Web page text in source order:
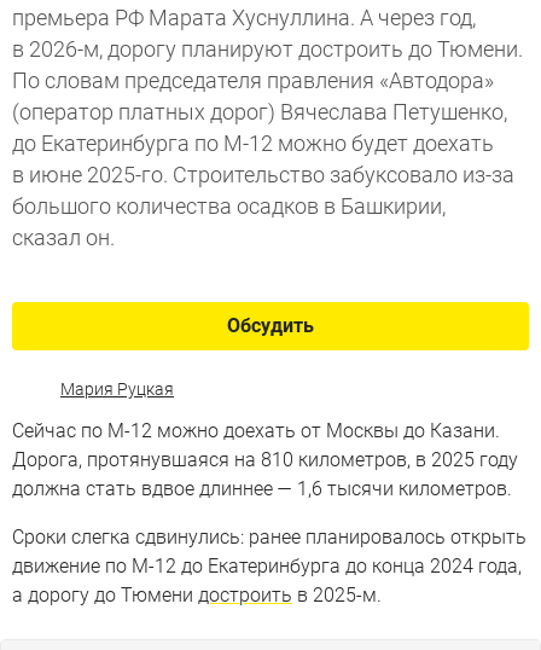
премьера РФ Марата Хуснуллина. А через год,
в 2026-м, дорогу планируют достроить до Тюмени.
По словам председателя правления «Автодора»
(оператор платных дорог) Вячеслава Петушенко,
до Екатеринбурга по М-12 можно будет доехать
в июне 2025-го. Строительство забуксовало из-за
большого количества осадков в Башкирии,
сказал он.
Обсудить
Мария Руцкая
Сейчас по М-12 можно доехать от Москвы до Казани.
Дорога, протянувшаяся на 810 километров, в 2025 году
должна стать вдвое длиннее — 1,6 тысячи километров.
Сроки слегка сдвинулись: ранее планировалось открыть
движение по М-12 до Екатеринбурга до конца 2024 года,
а дорогу до Тюмени достроить в 2025-м.